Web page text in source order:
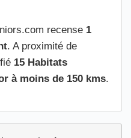
recense 1
. A proximité de
15 Habitats
à moins de 150 kms.